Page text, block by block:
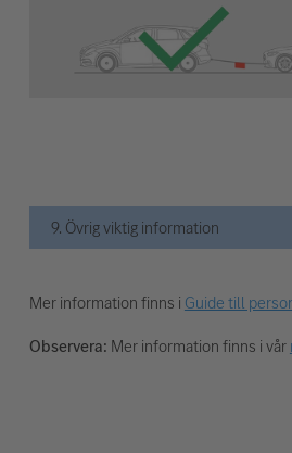
9. Övrig viktig information
Mer information finns i Guide till
Observera: Mer information finns i vår